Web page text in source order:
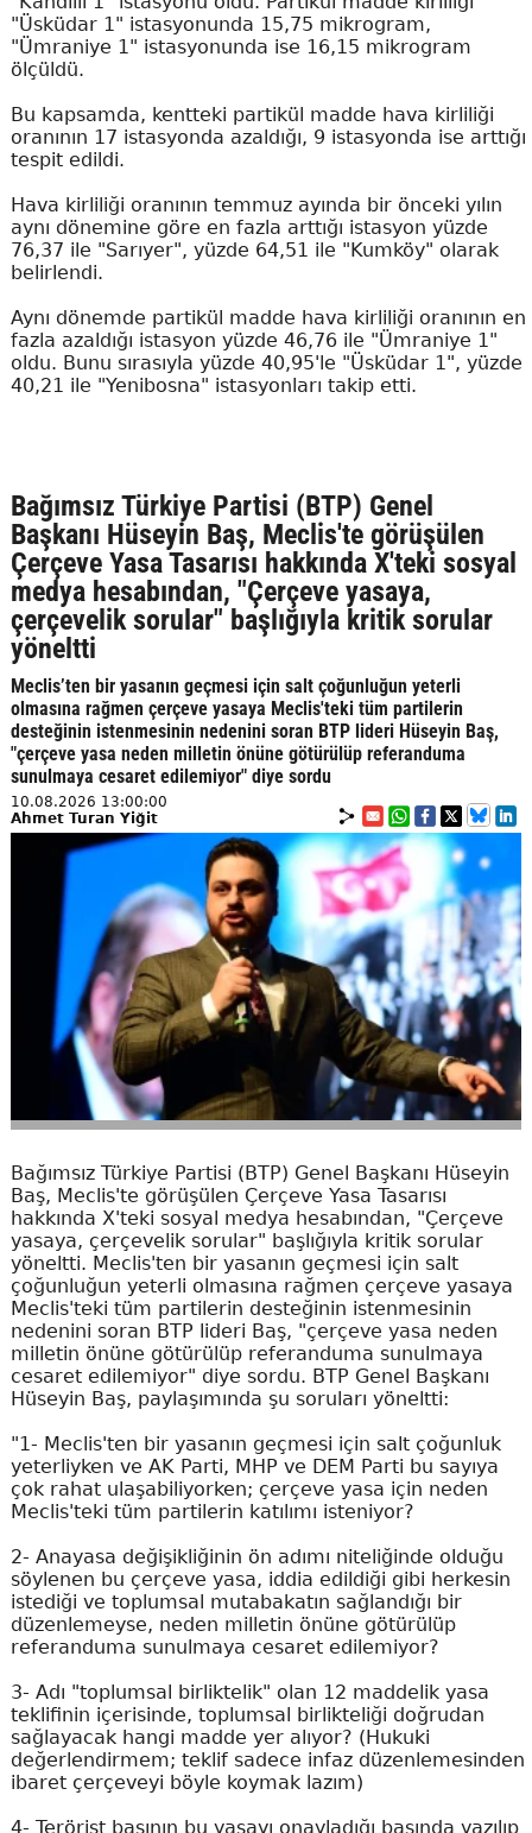
"Üsküdar 1" istasyonunda 15,75 mikrogram,
"Ümraniye 1" istasyonunda ise 16,15 mikrogram
ölçüldü.
Bu kapsamda, kentteki partikül madde hava kirliliği
oranının 17 istasyonda azaldığı, 9 istasyonda ise arttığı
tespit edildi.
Hava kirliliği oranının temmuz ayında bir önceki yılın
aynı dönemine göre en fazla arttığı istasyon yüzde
76,37 ile "Sarıyer", yüzde 64,51 ile "Kumköy" olarak
belirlendi.
Aynı dönemde partikül madde hava kirliliği oranının en
fazla azaldığı istasyon yüzde 46,76 ile "Ümraniye 1"
oldu. Bunu sırasıyla yüzde 40,95'le "Üsküdar 1", yüzde
40,21 ile "Yenibosna" istasyonları takip etti.
Bağımsız Türkiye Partisi (BTP) Genel
Başkanı Hüseyin Baş, Meclis'te görüşülen
Çerçeve Yasa Tasarısı hakkında X'teki sosyal
medya hesabından, "Çerçeve yasaya,
çerçevelik sorular" başlığıyla kritik sorular
yöneltti
Meclis’ten bir yasanın geçmesi için salt çoğunluğun yeterli
olmasına rağmen çerçeve yasaya Meclis'teki tüm partilerin
desteğinin istenmesinin nedenini soran BTP lideri Hüseyin Baş,
"çerçeve yasa neden milletin önüne götürülüp referanduma
sunulmaya cesaret edilemiyor" diye sordu
10.08.2026 13:00:00
Ahmet Turan Yiğit
Bağımsız Türkiye Partisi (BTP) Genel Başkanı Hüseyin
Baş, Meclis'te görüşülen Çerçeve Yasa Tasarısı
hakkında X'teki sosyal medya hesabından, "Çerçeve
yasaya, çerçevelik sorular" başlığıyla kritik sorular
yöneltti. Meclis'ten bir yasanın geçmesi için salt
çoğunluğun yeterli olmasına rağmen çerçeve yasaya
Meclis'teki tüm partilerin desteğinin istenmesinin
nedenini soran BTP lideri Baş, "çerçeve yasa neden
milletin önüne götürülüp referanduma sunulmaya
cesaret edilemiyor" diye sordu. BTP Genel Başkanı
Hüseyin Baş, paylaşımında şu soruları yöneltti:
"1- Meclis'ten bir yasanın geçmesi için salt çoğunluk
yeterliyken ve AK Parti, MHP ve DEM Parti bu sayıya
çok rahat ulaşabiliyorken; çerçeve yasa için neden
Meclis'teki tüm partilerin katılımı isteniyor?
2- Anayasa değişikliğinin ön adımı niteliğinde olduğu
söylenen bu çerçeve yasa, iddia edildiği gibi herkesin
istediği ve toplumsal mutabakatın sağlandığı bir
düzenlemeyse, neden milletin önüne götürülüp
referanduma sunulmaya cesaret edilemiyor?
3- Adı "toplumsal birliktelik" olan 12 maddelik yasa
teklifinin içerisinde, toplumsal birlikteliği doğrudan
sağlayacak hangi madde yer alıyor? (Hukuki
değerlendirmem; teklif sadece infaz düzenlemesinden
ibaret çerçeveyi böyle koymak lazım)
4- Terörist başının bu yasayı onayladığı basında yazılıp